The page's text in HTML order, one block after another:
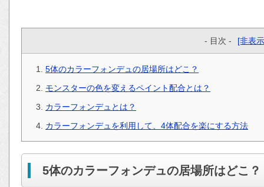
- 目次 - [非表
5体のカラーフォンデュの居場所はどこ？
モンスターの色を変えるペイント配合とは？
カラーフォンデュとは？
カラーフォンデュを利用して、4体配合を楽にする方法
5体のカラーフォンデュの居場所はどこ？